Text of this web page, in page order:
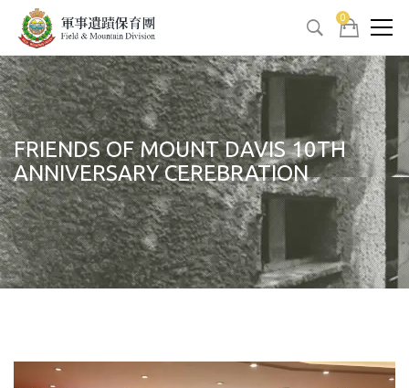
0
FRIENDS OF MOUNT DAVIS 10TH
ANNIVERSARY CEREBRATION